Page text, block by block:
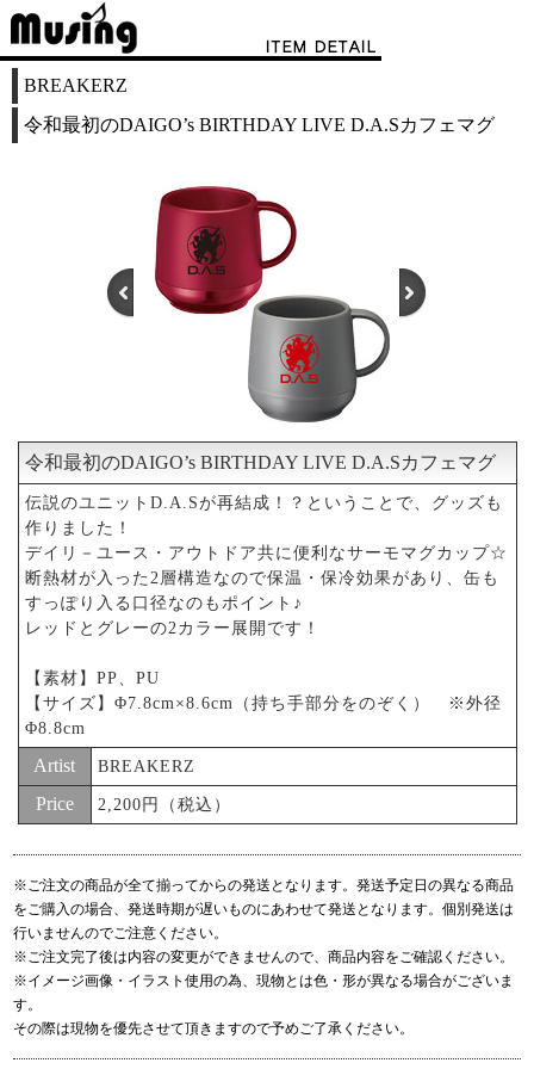
BREAKERZ
令和最初のDAIGO’s BIRTHDAY LIVE D.A.Sカフェマグ
令和最初のDAIGO’s BIRTHDAY LIVE D.A.Sカフェマグ
伝説のユニットD.A.Sが再結成！？ということで、グッズも
作りました！
デイリ－ユース・アウトドア共に便利なサーモマグカップ☆
断熱材が入った2層構造なので保温・保冷効果があり、缶も
すっぽり入る口径なのもポイント♪
レッドとグレーの2カラー展開です！
【素材】PP、PU
【サイズ】Φ7.8cm×8.6cm（持ち手部分をのぞく） ※外径
Φ8.8cm
Artist BREAKERZ
Price 2,200円（税込）
※ご注文の商品が全て揃ってからの発送となります。発送予定日の異なる商品
をご購入の場合、発送時期が遅いものにあわせて発送となります。個別発送は
行いませんのでご注意ください。
※ご注文完了後は内容の変更ができませんので、商品内容をご確認ください。
※イメージ画像・イラスト使用の為、現物とは色・形が異なる場合がございま
す。
その際は現物を優先させて頂きますので予めご了承ください。